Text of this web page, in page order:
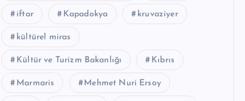
iftar Kapadokya kruvaziyer
kültürel miras
Kültür ve Turizm Bakanlığı Kıbrıs
Marmaris Mehmet Nuri Ersoy